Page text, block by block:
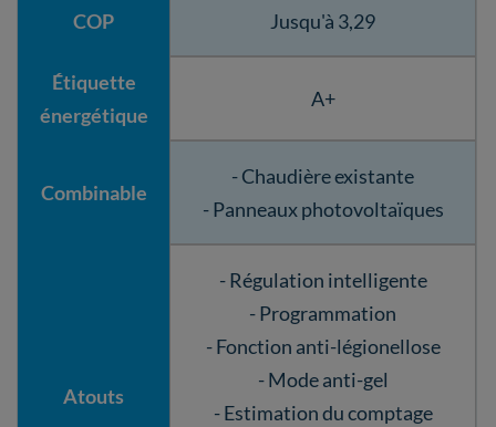
COP Jusqu'à 3,29
Étiquette
énergétique
A+
Combinable
- Chaudière existante
- Panneaux photovoltaïques
Atouts
- Régulation intelligente
- Programmation
- Fonction anti-légionellose
- Mode anti-gel
- Estimation du comptage